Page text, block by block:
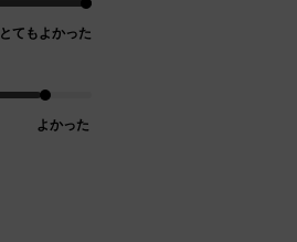
とてもよかった
よかった